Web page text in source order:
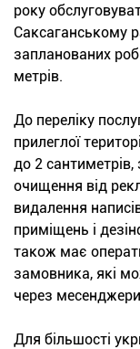
року
Саксаганському
запланованих
метрів.
До переліку
прилеглої
до 2 сантиметрів,
очищення від
видалення
приміщень і
також має
замовника, які
через
Для більшості